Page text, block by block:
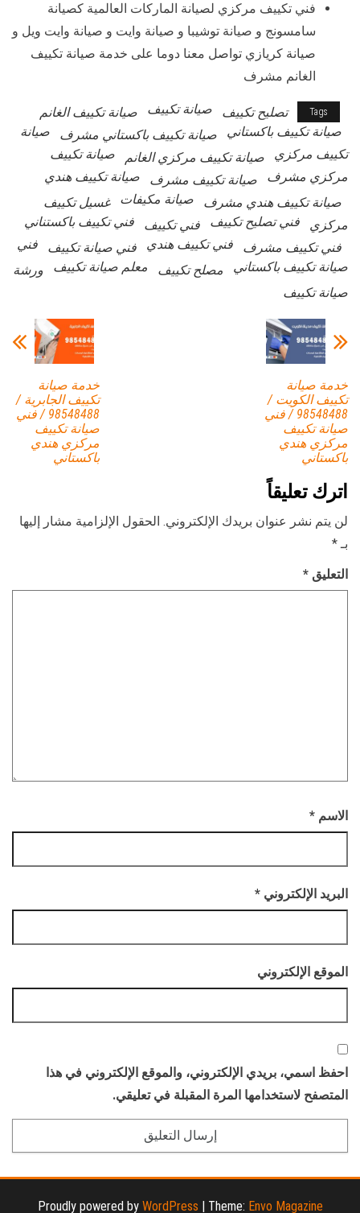
فني تكييف مركزي لصيانة الماركات العالمية كصيانة
سامسونج و صيانة توشيبا و صيانة وايت و صيانة وايت ويل و
صيانة كريازي تواصل معنا دوما على خدمة صيانة تكييف
الغانم مشرف
Tags تصليح تكييف صيانة تكييف
صيانة تكييف الغانم
صيانة تكييف باكستاني
صيانة تكييف باكستاني مشرف
صيانة
تكييف مركزي
صيانة تكييف مركزي الغانم
صيانة تكييف
مركزي مشرف
صيانة تكييف مشرف
صيانة تكييف هندي
صيانة تكييف هندي مشرف
صيانة مكيفات
غسيل تكييف
مركزي
فني تصليح تكييف فني تكييف
فني تكييف باكستناني
فني تكييف مشرف
فني تكييف هندي فني صيانة تكييف
فني
صيانة تكييف باكستاني
مصلح تكييف معلم صيانة تكييف
ورشة
صيانة تكييف
خدمة صيانة
تكييف الجابرية /
98548488 / فني
صيانة تكييف
مركزي هندي
باكستاني
خدمة صيانة
تكييف الكويت /
98548488 / فني
صيانة تكييف
مركزي هندي
باكستاني
اترك تعليقاً
لن يتم نشر عنوان بريدك الإلكتروني. الحقول الإلزامية مشار إليها
بـ *
التعليق *
الاسم *
البريد الإلكتروني *
الموقع الإلكتروني
احفظ اسمي، بريدي الإلكتروني، والموقع الإلكتروني في هذا
المتصفح لاستخدامها المرة المقبلة في تعليقي.
Proudly powered by WordPress | Theme: Envo Magazine